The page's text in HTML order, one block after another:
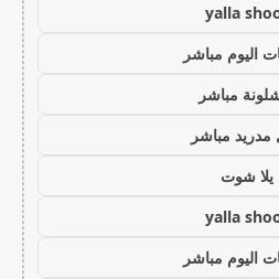
yalla
اليوم مباشر
مباشر
مدريد مباشر
يلا شوت
yalla
اليوم مباشر